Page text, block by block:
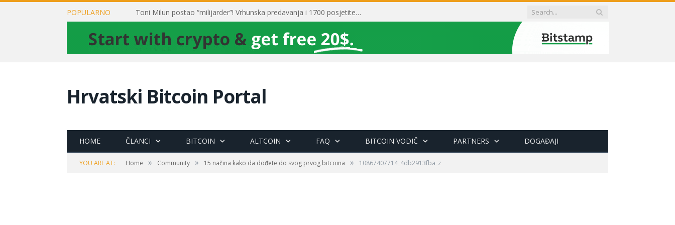
POPULARNO Toni Milun postao “milijarder”! Vrhunska predavanja i 1700 posjetitelja obilježili su mjesec financijske pismenosti
Hrvatski Bitcoin Portal
HOME ČLANCI BITCOIN ALTCOIN FAQ BITCOIN VODIČ PARTNERS DOGAĐAJI
YOU ARE AT: Home » Community » 15 načina kako da dođete do svog prvog bitcoina » 10867407714_4db2913fba_z